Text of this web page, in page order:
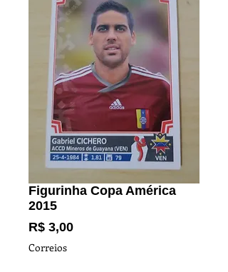
Figurinha Copa América
2015
R$ 3,00Preço
Correios